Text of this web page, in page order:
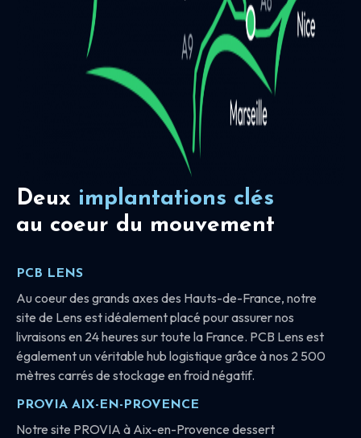
Deux implantations clés
au coeur du mouvement
PCB LENS
Au coeur des grands axes des Hauts-de-France, notre
site de Lens est idéalement placé pour assurer nos
livraisons en 24 heures sur toute la France. PCB Lens est
également un véritable hub logistique grâce à nos 2 500
mètres carrés de stockage en froid négatif.
PROVIA AIX-EN-PROVENCE
Notre site PROVIA à Aix-en-Provence dessert